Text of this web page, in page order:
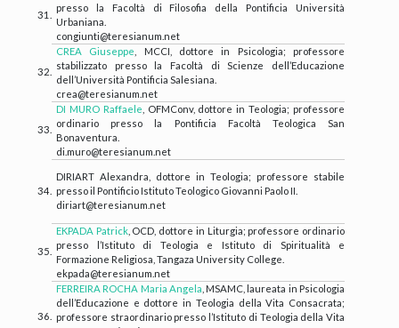
31.
presso la Facoltà di Filosofia della Pontificia Università
Urbaniana.
congiunti@teresianum.net
32.
CREA Giuseppe
, MCCI, dottore in Psicologia; professore
stabilizzato presso la Facoltà di Scienze dell’Educazione
dell’Università Pontificia Salesiana.
crea@teresianum.net
33.
DI MURO Raffaele , OFMConv, dottore in Teologia; professore
ordinario presso la Pontificia Facoltà Teologica San
Bonaventura.
di.muro@teresianum.net
34.
DIRIART Alexandra, dottore in Teologia; professore stabile
presso il Pontificio Istituto Teologico Giovanni Paolo II.
diriart@teresianum.net
35.
EKPADA Patrick, OCD, dottore in Liturgia; professore ordinario
presso l’Istituto di Teologia e Istituto di Spiritualità e
Formazione Religiosa, Tangaza University College.
ekpada@teresianum.net
36.
FERREIRA ROCHA Maria Angela , MSAMC, laureata in Psicologia
dell’Educazione e dottore in Teologia della Vita Consacrata;
professore straordinario presso l’Istituto di Teologia della Vita